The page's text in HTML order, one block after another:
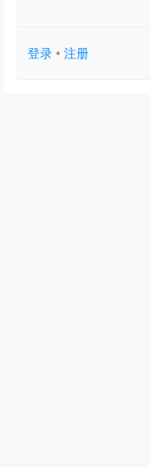
登录 •注册